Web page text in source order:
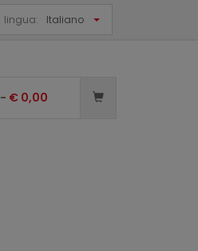
lingua: Italiano
€ 0,00